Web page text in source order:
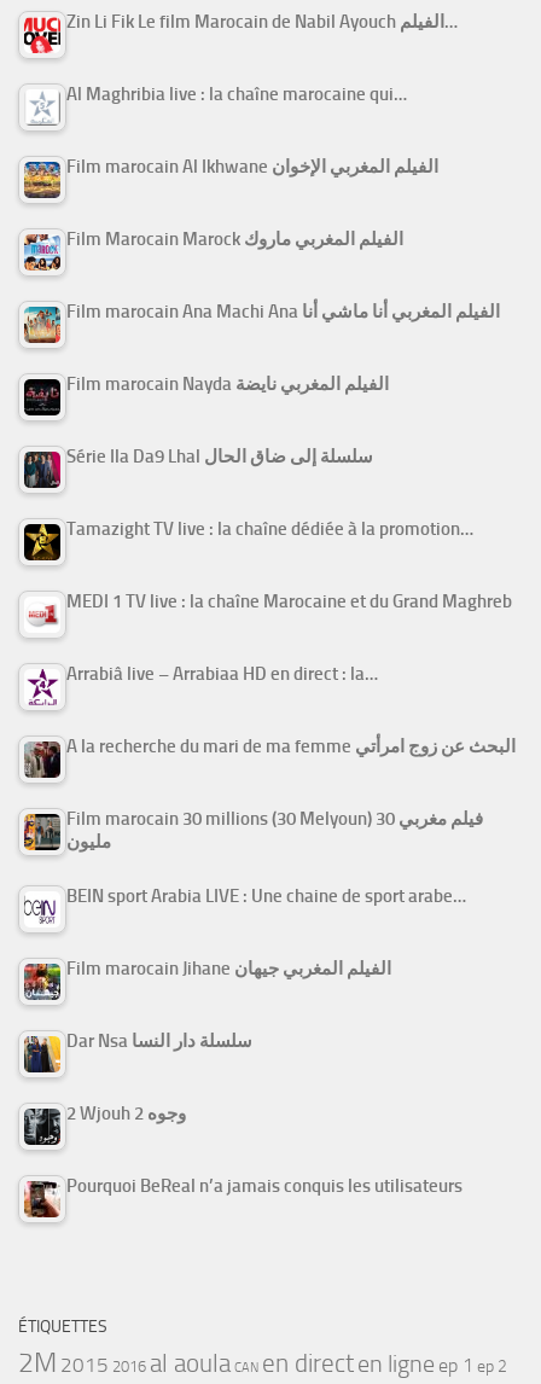
Zin Li Fik Le film Marocain de Nabil Ayouch الفيلم…
Al Maghribia live : la chaîne marocaine qui…
Film marocain Al Ikhwane الفيلم المغربي الإخوان
Film Marocain Marock الفيلم المغربي ماروك
Film marocain Ana Machi Ana الفيلم المغربي أنا ماشي أنا
Film marocain Nayda الفيلم المغربي نايضة
Série Ila Da9 Lhal سلسلة إلى ضاق الحال
Tamazight TV live : la chaîne dédiée à la promotion…
MEDI 1 TV live : la chaîne Marocaine et du Grand Maghreb
Arrabiâ live – Arrabiaa HD en direct : la…
A la recherche du mari de ma femme البحث عن زوج امرأتي
Film marocain 30 millions (30 Melyoun) فيلم مغربي 30
مليون
BEIN sport Arabia LIVE : Une chaine de sport arabe…
Film marocain Jihane الفيلم المغربي جيهان
Dar Nsa سلسلة دار النسا
2 Wjouh 2 وجوه
Pourquoi BeReal n’a jamais conquis les utilisateurs
ÉTIQUETTES
2M 2015 2016 al aoula CAN en directen ligne ep 1 ep 2